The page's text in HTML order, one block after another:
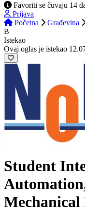
Favoriti se čuvaju 14
Prijava
Početna
Građevina
B
Istekao
Ovaj oglas je istekao
Student
Mechanical